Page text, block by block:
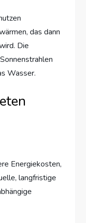
das dann
Die
Wasser.
Energiekosten,
langfristige